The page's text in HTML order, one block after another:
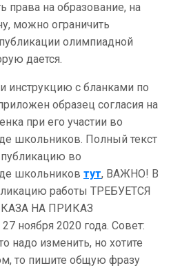
права на образование, на
можно ограничить
олимпиадной
дается.
инструкцию с бланками по
образец согласия на
при его участии во
школьников. Полный текст
публикацию во
школьников тут, ВАЖНО! В
работы ТРЕБУЕТСЯ
НА ПРИКАЗ
ноября 2020 года. Совет:
надо изменить, но хотите
то пишите общую фразу